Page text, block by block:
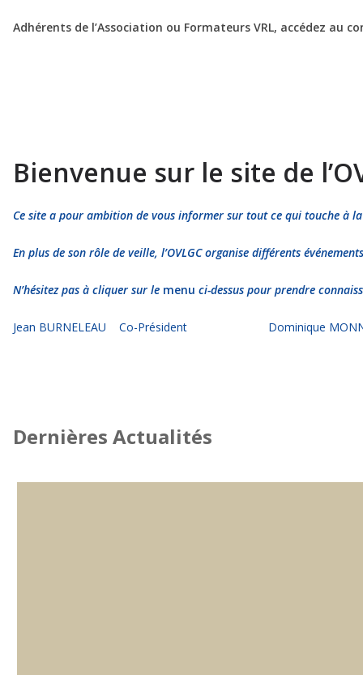
Adhérents de l’Association ou Formateurs VRL, accédez
Bienvenue sur le site de
Ce site a pour ambition de vous informer sur tout ce qui touche à
En plus de son rôle de veille, l’OVLGC organise différents
N’hésitez pas à cliquer sur le menu ci-dessus pour prendre
Jean BURNELEAU Co-Président Dominique
Dernières Actualités